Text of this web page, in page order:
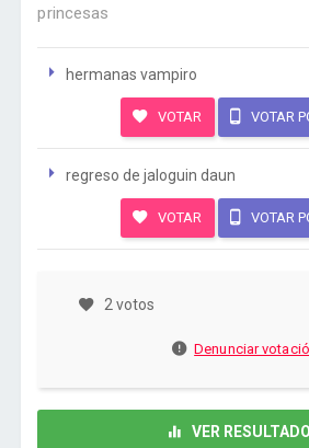
princesas
hermanas vampiro
VOTAR VOTAR
regreso de jaloguin daun
VOTAR VOTAR
2 votos
Denunciar
VER